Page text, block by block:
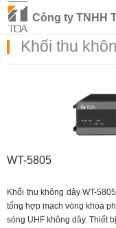
Công ty TNHH
Khối thu
WT-5805
Khối thu không dây WT-
tổng hợp mạch vòng khóa
sóng UHF không dây. Thiết